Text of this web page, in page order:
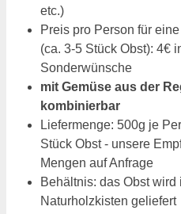
etc.)
Preis pro Person für
(ca. 3-5 Stück Obst): 4€
Sonderwünsche
mit Gemüse aus der
kombinierbar
Liefermenge: 500g je
Stück Obst - unsere
Mengen auf Anfrage
Behältnis: das Obst wird
Naturholzkisten geliefert